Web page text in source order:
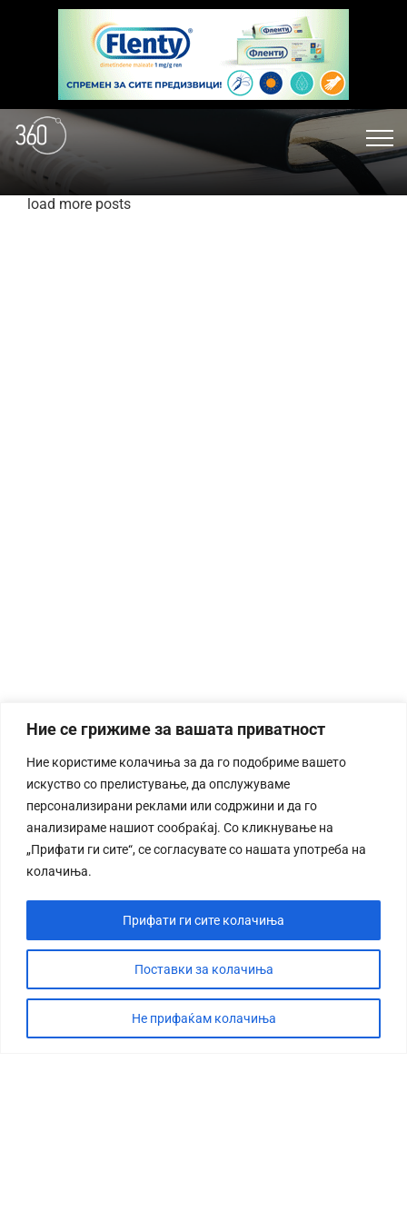
Ние се грижиме за вашата приватност
Ние користиме колачиња за да го подобриме вашето
искуство со прелистување, да опслужуваме
персонализирани реклами или содржини и да го
анализираме нашиот сообраќај. Со кликнување на
„Прифати ги сите“, се согласувате со нашата употреба на
колачиња.
Поставки за колачиња
Не прифаќам колачиња
Прифати ги сите колачиња
load more posts
СТОРИЈА
ДЕБАТА